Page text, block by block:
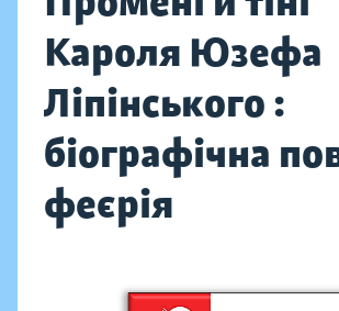
Кароля Юзефа
Ліпінського :
біографічна
феєрія